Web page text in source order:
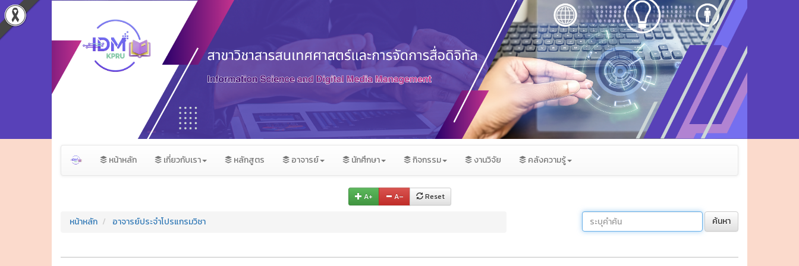
หน้าหลัก เกี่ยวกับเรา หลักสูตร อาจารย์ นักศึกษา กิจกรรม งานวิจัย คลังความรู้
A+ A– Reset
หน้าหลัก อาจารย์ประจำโปรแกรมวิชา ค้นหา